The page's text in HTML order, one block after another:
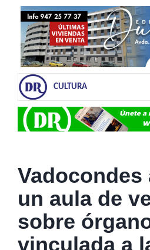
CULTURA
Vadocondes
un aula de
sobre
vinculada a